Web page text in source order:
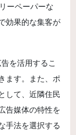
ーペーパーな
効果的な集客が
を活用するこ
ます。また、ポ
して、近隣住民
告媒体の特性を
手法を選択する